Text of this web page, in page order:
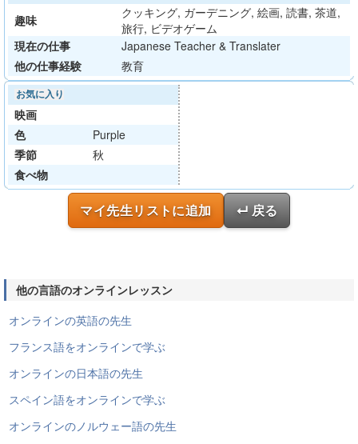
趣味
クッキング, ガーデニング, 絵画, 読書, 茶道,
旅行, ビデオゲーム
現在の仕事
Japanese Teacher & Translater
他の仕事経験
教育
お気に入り
映画
色
Purple
季節
秋
食べ物
マイ先生リストに追加 ↵ 戻る
他の言語のオンラインレッスン
オンラインの英語の先生
フランス語をオンラインで学ぶ
オンラインの日本語の先生
スペイン語をオンラインで学ぶ
オンラインのノルウェー語の先生